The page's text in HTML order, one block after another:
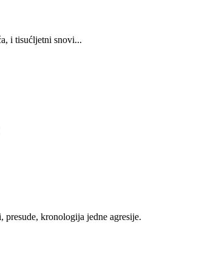
i tisućljetni snovi...
kronologija jedne agresije.